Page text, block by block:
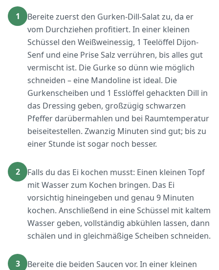
1
Bereite zuerst den Gurken-Dill-Salat zu, da er
vom Durchziehen profitiert. In einer kleinen
Schüssel den Weißweinessig, 1 Teelöffel Dijon-
Senf und eine Prise Salz verrühren, bis alles gut
vermischt ist. Die Gurke so dünn wie möglich
schneiden – eine Mandoline ist ideal. Die
Gurkenscheiben und 1 Esslöffel gehackten Dill in
das Dressing geben, großzügig schwarzen
Pfeffer darübermahlen und bei Raumtemperatur
beiseitestellen. Zwanzig Minuten sind gut; bis zu
einer Stunde ist sogar noch besser.
2
Falls du das Ei kochen musst: Einen kleinen Topf
mit Wasser zum Kochen bringen. Das Ei
vorsichtig hineingeben und genau 9 Minuten
kochen. Anschließend in eine Schüssel mit kaltem
Wasser geben, vollständig abkühlen lassen, dann
schälen und in gleichmäßige Scheiben schneiden.
3
Bereite die beiden Saucen vor. In einer kleinen